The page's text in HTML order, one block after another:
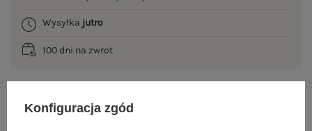
Wysyłka jutro
100 dni na zwrot
OPIS PRODUKTU
Konfiguracja zgód